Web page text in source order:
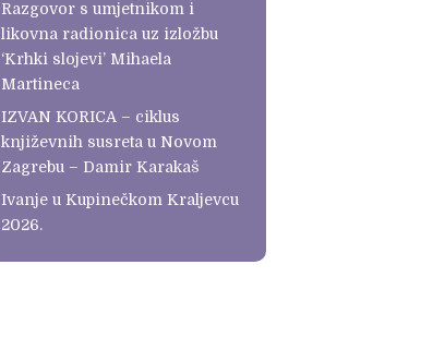
Razgovor s umjetnikom i
likovna radionica uz izložbu
‘Krhki slojevi’ Mihaela
Martineca
IZVAN KORICA – ciklus
književnih susreta u Novom
Zagrebu – Damir Karakaš
Ivanje u Kupinečkom Kraljevcu
2026.